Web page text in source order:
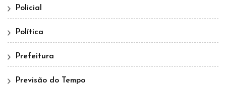
Policial
Política
Prefeitura
Previsão do Tempo